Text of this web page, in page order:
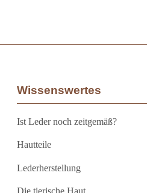
Wissenswertes
Ist Leder noch zeitgemäß?
Hautteile
Lederherstellung
Die tierische Haut